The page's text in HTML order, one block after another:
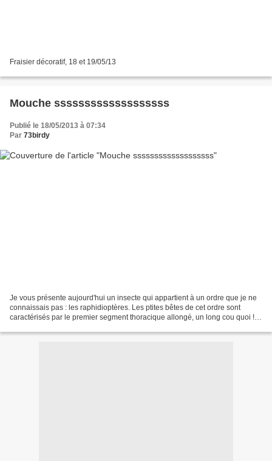
Fraisier décoratif, 18 et 19/05/13
Mouche sssssssssssssssssss
Publié le 18/05/2013 à 07:34
Par 73birdy
Je vous présente aujourd'hui un insecte qui appartient à un ordre que je ne
connaissais pas : les raphidioptères. Les ptites bêtes de cet ordre sont
caractérisés par le premier segment thoracique allongé, un long cou quoi !